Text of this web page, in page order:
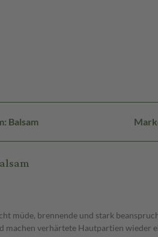
Balsam
brennende und stark
verhärtete Hautpartien